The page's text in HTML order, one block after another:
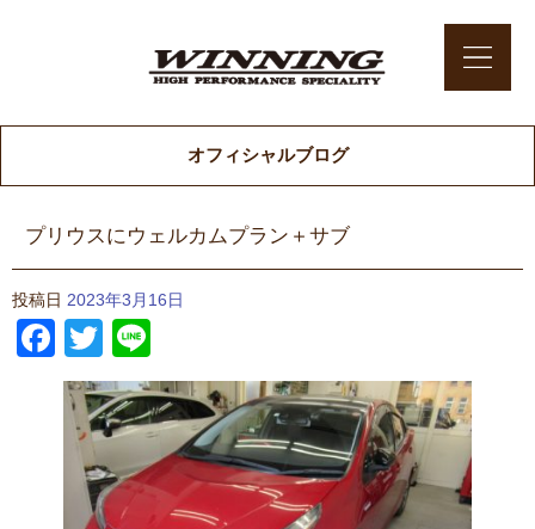
オフィシャルブログ
プリウスにウェルカムプラン＋サブ
投稿日 2023年3月16日
Facebook
Twitter